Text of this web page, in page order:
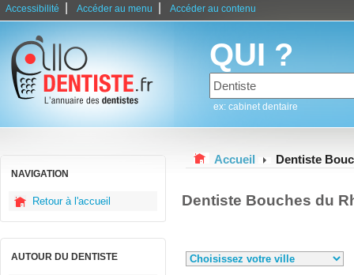
Accessibilité Accéder au menu Accéder au contenu
QUI ?
ex: cabinet dentaire
NAVIGATION
Retour à l'accueil
AUTOUR DU DENTISTE
Accueil Dentiste
Dentiste Bouches du